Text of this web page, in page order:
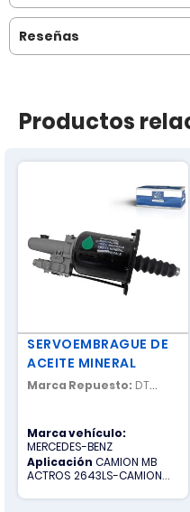
Reseñas
Productos
SERVOEMBRAGUE DE
ACEITE MINERAL
Marca Repuesto: DT
Marca vehículo:
MERCEDES-BENZ
Aplicación CAMION MB
ACTROS 2643LS-CAMION
MB ACTROS 4140K-CAMION